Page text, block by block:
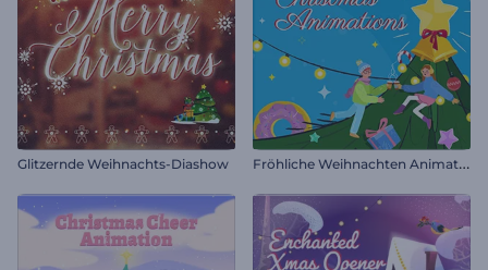
Glitzernde Weihnachts-Diashow F
röhliche Weihnachten Animationen